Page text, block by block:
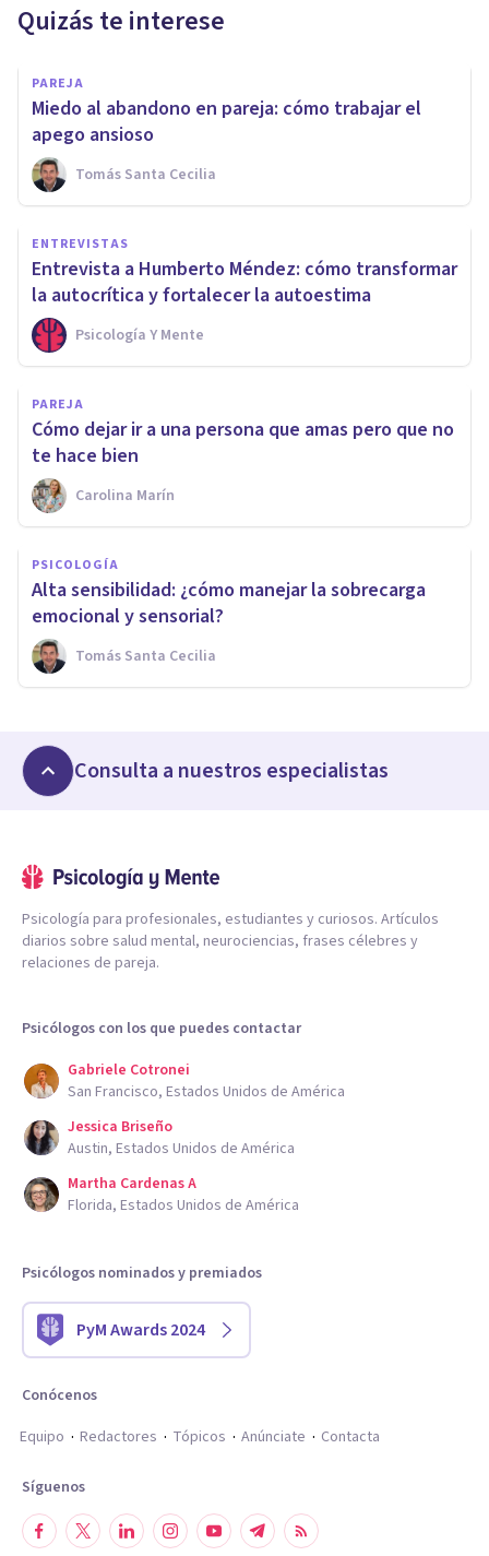
Quizás te interese
PAREJA
Miedo al abandono en pareja: cómo trabajar el
apego ansioso
Tomás Santa Cecilia
ENTREVISTAS
Entrevista a Humberto Méndez: cómo transformar
la autocrítica y fortalecer la autoestima
Psicología Y Mente
PAREJA
Cómo dejar ir a una persona que amas pero que no
te hace bien
Carolina Marín
PSICOLOGÍA
Alta sensibilidad: ¿cómo manejar la sobrecarga
emocional y sensorial?
Tomás Santa Cecilia
Consulta a nuestros especialistas
Psicología para profesionales, estudiantes y curiosos. Artículos
diarios sobre salud mental, neurociencias, frases célebres y
relaciones de pareja.
Psicólogos con los que puedes contactar
Gabriele Cotronei
San Francisco, Estados Unidos de América
Jessica Briseño
Austin, Estados Unidos de América
Martha Cardenas A
Florida, Estados Unidos de América
Psicólogos nominados y premiados
PyM Awards 2024
Conócenos
Equipo
Redactores Tópicos Anúnciate Contacta
Síguenos